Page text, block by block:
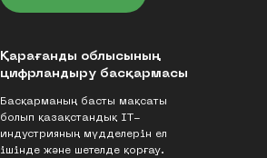
Қарағанды облысының
цифрландыру басқармасы
Басқарманың басты мақсаты
болып қазақстандық IT-
индустрияның мүдделерін ел
ішінде және шетелде қорғау.